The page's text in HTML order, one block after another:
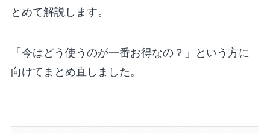
とめて解説します。
「今はどう使うのが一番お得なの？」という方に
向けてまとめ直しました。